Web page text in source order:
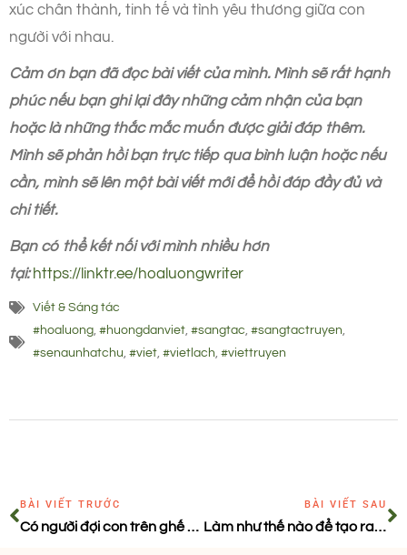
xúc chân thành, tinh tế và tình yêu thương giữa con
người với nhau.
Cảm ơn bạn đã đọc bài viết của mình. Mình sẽ rất hạnh
phúc nếu bạn ghi lại đây những cảm nhận của bạn
hoặc là những thắc mắc muốn được giải đáp thêm.
Mình sẽ phản hồi bạn trực tiếp qua bình luận hoặc nếu
cần, mình sẽ lên một bài viết mới để hồi đáp đầy đủ và
chi tiết.
Bạn có thể kết nối với mình nhiều hơn
tại:https://linktr.ee/hoaluongwriter
Viết & Sáng tác
#hoaluong, #huongdanviet, #sangtac, #sangtactruyen,
#senaunhatchu, #viet, #vietlach, #viettruyen
BÀI VIẾT TRƯỚC
Có người đợi con trên ghế đá trước nhà
BÀI VIẾT SAU
Làm như thế nào để tạo ra các chi tiết ấn tượng trong tác phẩm?